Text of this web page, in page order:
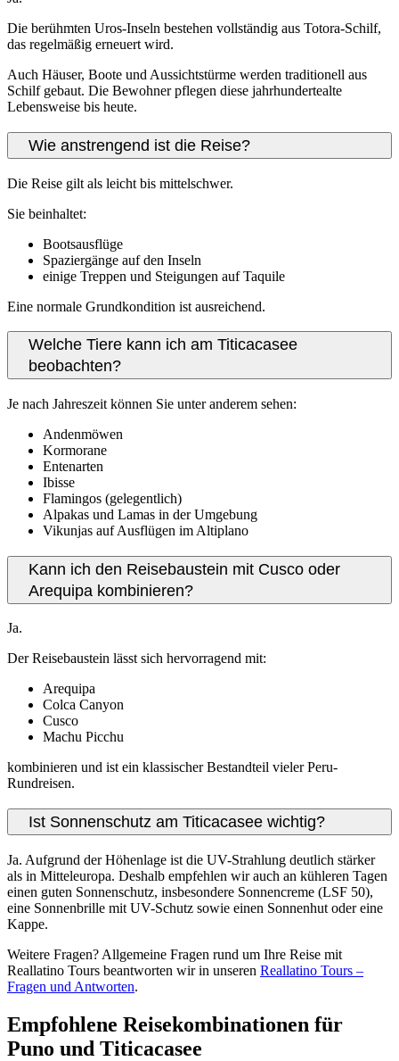
Die berühmten Uros-Inseln bestehen vollständig aus Totora-Schilf,
das regelmäßig erneuert wird.
Auch Häuser, Boote und Aussichtstürme werden traditionell aus
Schilf gebaut. Die Bewohner pflegen diese jahrhundertealte
Lebensweise bis heute.
Wie anstrengend ist die Reise?
Die Reise gilt als leicht bis mittelschwer.
Sie beinhaltet:
Bootsausflüge
Spaziergänge auf den Inseln
einige Treppen und Steigungen auf Taquile
Eine normale Grundkondition ist ausreichend.
Welche Tiere kann ich am Titicacasee
beobachten?
Je nach Jahreszeit können Sie unter anderem sehen:
Andenmöwen
Kormorane
Entenarten
Ibisse
Flamingos (gelegentlich)
Alpakas und Lamas in der Umgebung
Vikunjas auf Ausflügen im Altiplano
Kann ich den Reisebaustein mit Cusco oder
Arequipa kombinieren?
Ja.
Der Reisebaustein lässt sich hervorragend mit:
Arequipa
Colca Canyon
Cusco
Machu Picchu
kombinieren und ist ein klassischer Bestandteil vieler Peru-
Rundreisen.
Ist Sonnenschutz am Titicacasee wichtig?
Ja. Aufgrund der Höhenlage ist die UV-Strahlung deutlich stärker
als in Mitteleuropa. Deshalb empfehlen wir auch an kühleren Tagen
einen guten Sonnenschutz, insbesondere Sonnencreme (LSF 50),
eine Sonnenbrille mit UV-Schutz sowie einen Sonnenhut oder eine
Kappe.
Weitere Fragen? Allgemeine Fragen rund um Ihre Reise mit
Reallatino Tours beantworten wir in unseren Reallatino Tours –
Fragen und Antworten.
Empfohlene Reisekombinationen für
Puno und Titicacasee